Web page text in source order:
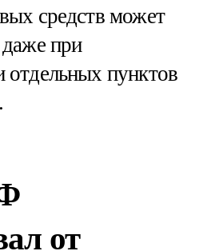
средств может
при
отдельных пунктов
от